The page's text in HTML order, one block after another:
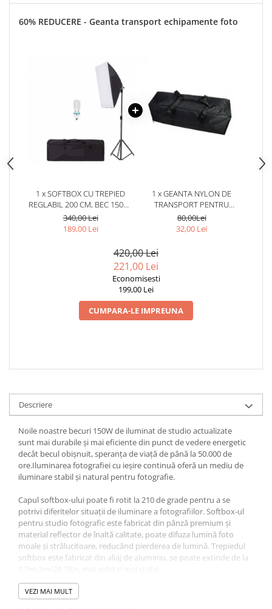
60% REDUCERE - Geanta transport echipamente foto
1 x SOFTBOX CU TREPIED
REGLABIL 200 CM, BEC 150W,
GEANTA DE TRANSPORT
INCLUSA
340,00 Lei
189,00 Lei
1 x GEANTA NYLON DE
TRANSPORT PENTRU
ECHIPAMENTE FOTO,LUMINI
STUDIO,DIMENSIUNI 70X18X20
80,00Lei
32,00 Lei
420,00 Lei
221,00 Lei
Economisesti
199,00 Lei
CUMPARA-LE IMPREUNA
Descriere
Noile noastre becuri 150W de iluminat de studio actualizate
sunt mai durabile și mai eficiente din punct de vedere energetic
decât becul obișnuit, speranța de viață de până la 50.000 de
ore.Iluminarea fotografiei cu ieșire continuă oferă un mediu de
iluminare stabil și natural pentru fotografie.
Capul softbox-ului poate fi rotit la 210 de grade pentru a se
potrivi diferitelor situații de iluminare a fotografiilor. Softbox-ul
pentru studio fotografic este fabricat din pânză premium și
material reflector de înaltă calitate, poate difuza lumină foto
moale și strălucitoare, reducând pierderea de lumină. Trepiedul
softbox este fabricat din aliaj de aluminiu, se poate extinde de la
Acest set de iluminat softbox este conceput pentru a fi comod de
VEZI MAI MULT